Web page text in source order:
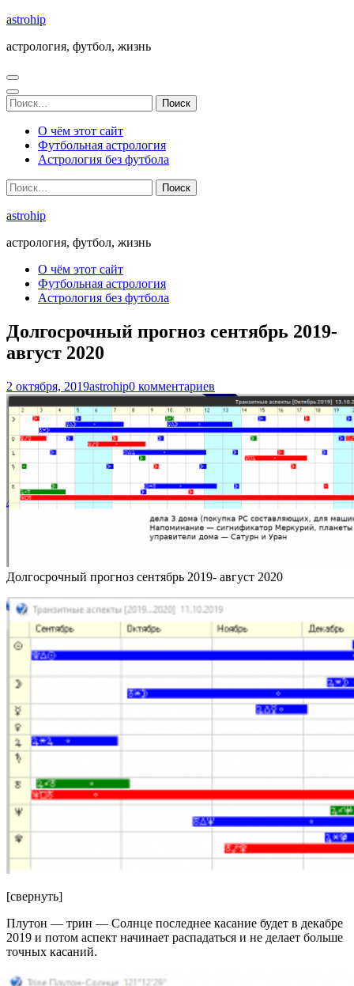
Перейти
содержимому
Enter)
astrohip
астрология, футбол, жизнь
Найти:
О чём этот сайт
Футбольная астрология
Астрология без футбола
Найти:
astrohip
астрология, футбол, жизнь
О чём этот сайт
Футбольная астрология
Астрология без футбола
Долгосрочный прогноз сентябрь 2019-
август 2020
2 октября, 2019astrohip0 комментариев
Долгосрочный прогноз сентябрь 2019- август 2020
[свернуть]
Плутон — трин — Солнце последнее касание будет в декабре
2019 и потом аспект начинает распадаться и не делает больше
точных касаний.